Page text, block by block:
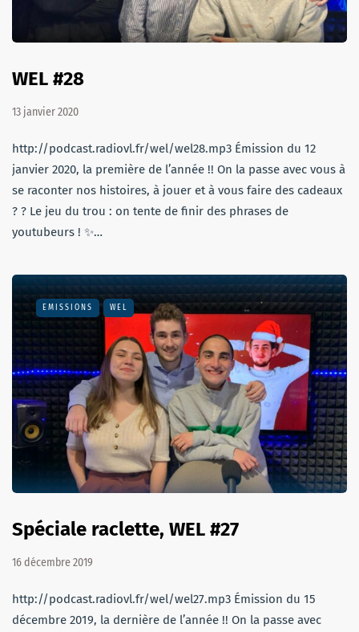
WEL #28
13 janvier 2020
http://podcast.radiovl.fr/wel/wel28.mp3 Émission du 12
janvier 2020, la première de l’année !! On la passe avec vous à
se raconter nos histoires, à jouer et à vous faire des cadeaux
? ? Le jeu du trou : on tente de finir des phrases de
youtubeurs ! ✨…
EMISSIONS WEL
Spéciale raclette, WEL #27
16 décembre 2019
http://podcast.radiovl.fr/wel/wel27.mp3 Émission du 15
décembre 2019, la dernière de l’année !! On la passe avec